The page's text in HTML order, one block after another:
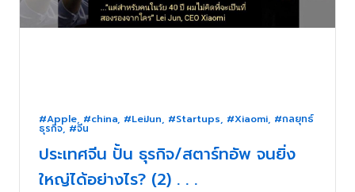
#Apple, #china, #LeiJun, #Startups, #Xiaomi, #กลยุทธ์
ธุรกิจ, #จีน
ประเทศจีน ปั้น ธุรกิจ/สตาร์ทอัพ จนยิ่ง
ใหญ่ได้อย่างไร? (2) . . .